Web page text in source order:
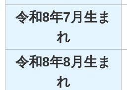
令和8年7月生ま
れ
令和8年8月生ま
れ